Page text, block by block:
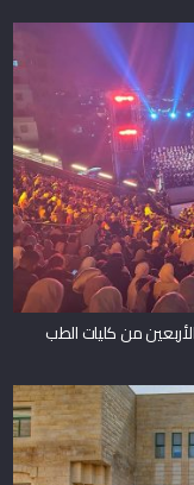
من كليات الطب